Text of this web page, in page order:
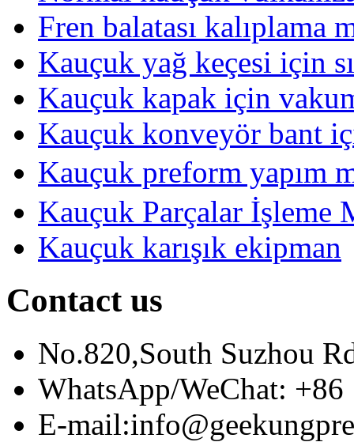
Fren balatası kalıplama
Kauçuk yağ keçesi için
Kauçuk kapak için
Kauçuk konveyör bant
Kauçuk preform yapım
Kauçuk Parçalar İşleme
Kauçuk karışık ekipman
Contact us
No.820,South Suzhou
WhatsApp/WeChat:
E-